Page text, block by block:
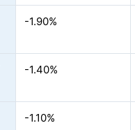
-1.90%
-1.40%
-1.10%